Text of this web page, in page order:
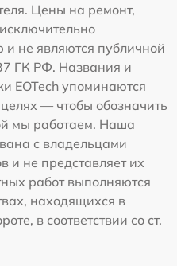
Цены на ремонт,
и не являются публичной
ГК РФ. Названия и
EOTech упоминаются
— чтобы обозначить
мы работаем. Наша
с владельцами
и не представляет их
работ выполняются
находящихся в
в соответствии со ст.